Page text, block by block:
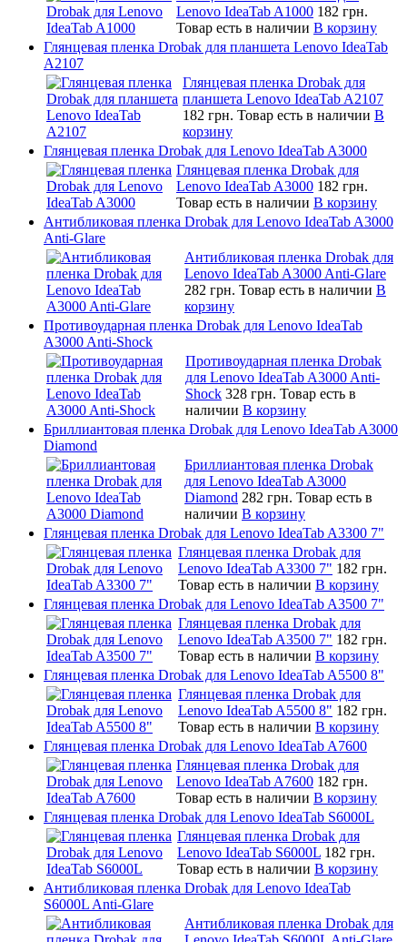
Lenovo IdeaTab A1000 182 грн.
Товар есть в наличии В корзину
Глянцевая пленка Drobak для планшета Lenovo IdeaTab
A2107
Глянцевая пленка Drobak для
планшета Lenovo IdeaTab A2107
182 грн. Товар есть в наличии В
корзину
Глянцевая пленка Drobak для Lenovo IdeaTab A3000
Глянцевая пленка Drobak для
Lenovo IdeaTab A3000 182 грн.
Товар есть в наличии В корзину
Антибликовая пленка Drobak для Lenovo IdeaTab A3000
Anti-Glare
Антибликовая пленка Drobak для
Lenovo IdeaTab A3000 Anti-Glare
282 грн. Товар есть в наличии В
корзину
Противоударная пленка Drobak для Lenovo IdeaTab
A3000 Anti-Shock
Противоударная пленка Drobak
для Lenovo IdeaTab A3000 Anti-
Shock 328 грн. Товар есть в
наличии В корзину
Бриллиантовая пленка Drobak для Lenovo IdeaTab A3000
Diamond
Бриллиантовая пленка Drobak
для Lenovo IdeaTab A3000
Diamond 282 грн. Товар есть в
наличии В корзину
Глянцевая пленка Drobak для Lenovo IdeaTab A3300 7"
Глянцевая пленка Drobak для
Lenovo IdeaTab A3300 7" 182 грн.
Товар есть в наличии В корзину
Глянцевая пленка Drobak для Lenovo IdeaTab A3500 7"
Глянцевая пленка Drobak для
Lenovo IdeaTab A3500 7" 182 грн.
Товар есть в наличии В корзину
Глянцевая пленка Drobak для Lenovo IdeaTab A5500 8"
Глянцевая пленка Drobak для
Lenovo IdeaTab A5500 8" 182 грн.
Товар есть в наличии В корзину
Глянцевая пленка Drobak для Lenovo IdeaTab A7600
Глянцевая пленка Drobak для
Lenovo IdeaTab A7600 182 грн.
Товар есть в наличии В корзину
Глянцевая пленка Drobak для Lenovo IdeaTab S6000L
Глянцевая пленка Drobak для
Lenovo IdeaTab S6000L 182 грн.
Товар есть в наличии В корзину
Антибликовая пленка Drobak для Lenovo IdeaTab
S6000L Anti-Glare
Антибликовая пленка Drobak для